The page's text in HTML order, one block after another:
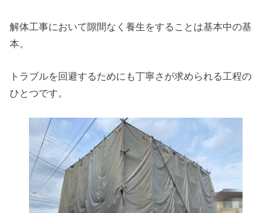
解体工事において隙間なく養生をすることは基本中の基
本。
トラブルを回避するためにも丁寧さが求められる工程の
ひとつです。